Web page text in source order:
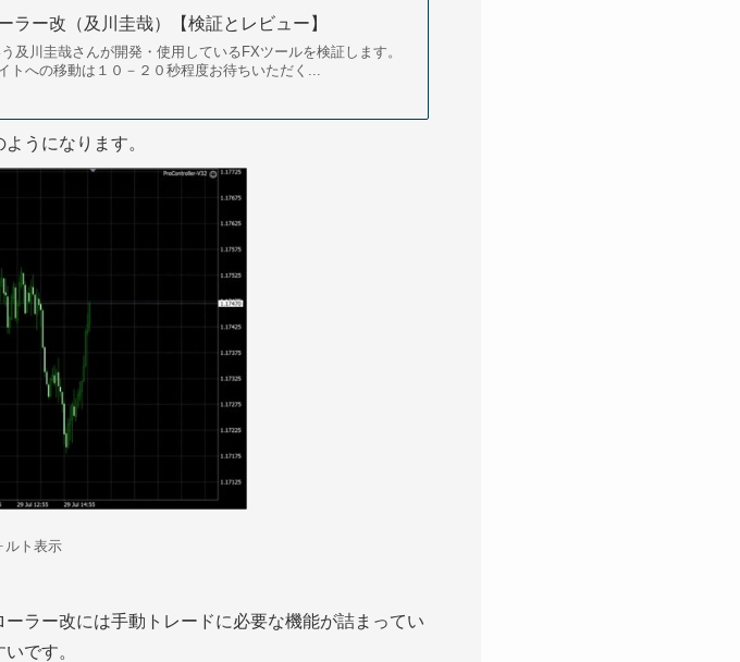
ラー改（及川圭哉）【検証とレビュー】
及川圭哉さんが開発・使用しているFXツールを検証します。
トへの移動は１０－２０秒程度お待ちいただく...
うになります。
ルト表示
ラー改には手動トレードに必要な機能が詰まってい
です。